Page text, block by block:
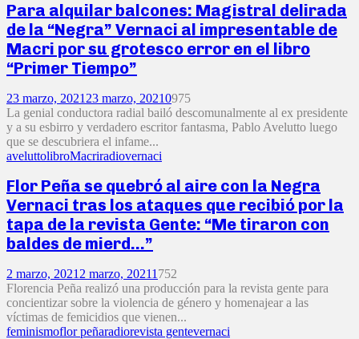
Para alquilar balcones: Magistral delirada
de la “Negra” Vernaci al impresentable de
Macri por su grotesco error en el libro
“Primer Tiempo”
23 marzo, 2021 23 marzo, 20210975
La genial conductora radial bailó descomunalmente al ex presidente
y a su esbirro y verdadero escritor fantasma, Pablo Avelutto luego
que se descubriera el infame...
aveluttolibroMacriradiovernaci
Flor Peña se quebró al aire con la Negra
Vernaci tras los ataques que recibió por la
tapa de la revista Gente: “Me tiraron con
baldes de mierd…”
2 marzo, 2021 2 marzo, 20211 752
Florencia Peña realizó una producción para la revista gente para
concientizar sobre la violencia de género y homenajear a las
víctimas de femicidios que vienen...
feminismoflor peñaradiorevista gentevernaci